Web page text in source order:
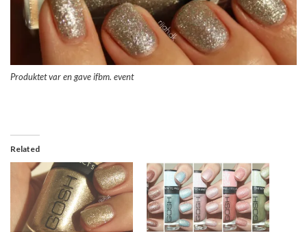
Produktet var en gave ifbm. event
Related